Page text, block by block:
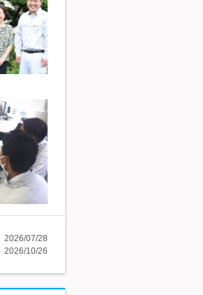
2026/07/28
2026/10/26